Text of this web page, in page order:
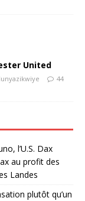
United
44
l’U.S. Dax
au profit des
Landes
plutôt qu’un